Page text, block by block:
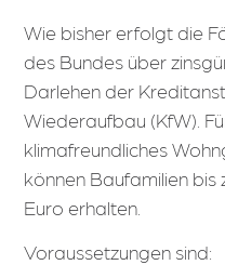
Wie bisher erfolgt die
des Bundes über
Darlehen der
Wiederaufbau (KfW).
klimafreundliches
können Baufamilien bis
Euro erhalten.
Voraussetzungen sind: